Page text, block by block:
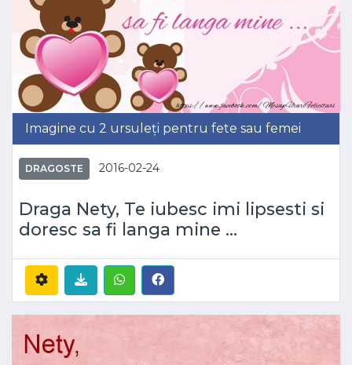
Imagine cu 2 ursuleți pentru fete sau femei
DRAGOSTE 2016-02-24
Draga Nety, Te iubesc imi lipsesti si
doresc sa fi langa mine ...